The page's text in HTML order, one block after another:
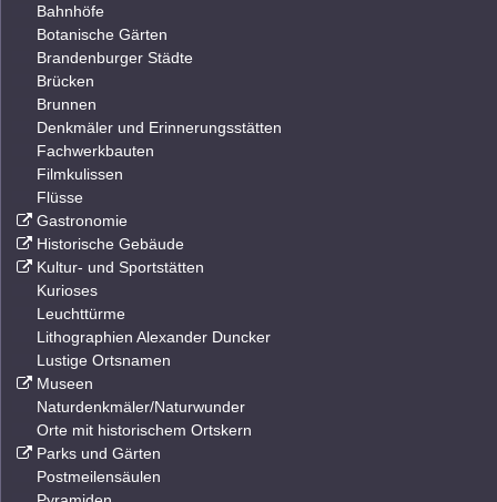
Bahnhöfe
Botanische Gärten
Brandenburger Städte
Brücken
Brunnen
Denkmäler und Erinnerungsstätten
Fachwerkbauten
Filmkulissen
Flüsse
Gastronomie
Historische Gebäude
Kultur- und Sportstätten
Kurioses
Leuchttürme
Lithographien Alexander Duncker
Lustige Ortsnamen
Museen
Naturdenkmäler/Naturwunder
Orte mit historischem Ortskern
Parks und Gärten
Postmeilensäulen